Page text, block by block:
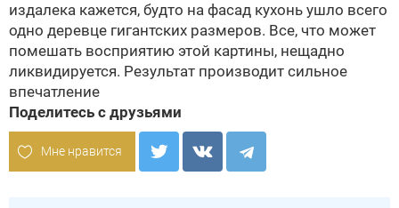
издалека кажется, будто на фасад кухонь ушло всего
одно деревце гигантских размеров. Все, что может
помешать восприятию этой картины, нещадно
ликвидируется. Результат производит сильное
впечатление
Поделитесь с друзьями
Мне нравится